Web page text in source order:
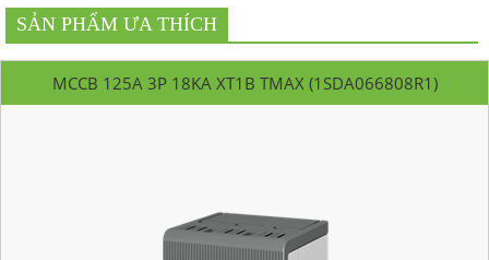
SẢN PHẨM ƯA THÍCH
MCCB 125A 3P 18KA XT1B TMAX (1SDA066808R1)